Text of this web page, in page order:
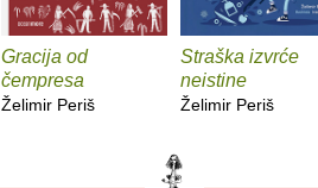
Gracija od
čempresa
Želimir Periš
Straška izvrće
neistine
Želimir Periš